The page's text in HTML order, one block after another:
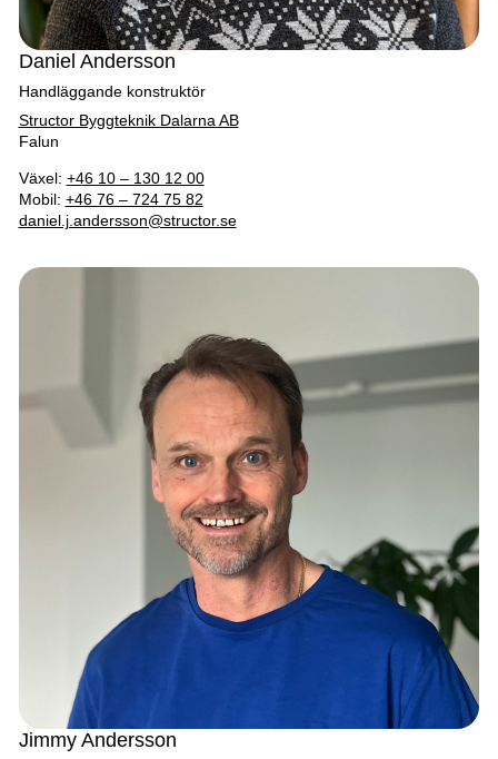
Daniel Andersson
Handläggande konstruktör
Structor Byggteknik Dalarna AB
Falun
Växel: +46 10 – 130 12 00
Mobil: +46 76 – 724 75 82
daniel.j.andersson@structor.se
Jimmy Andersson